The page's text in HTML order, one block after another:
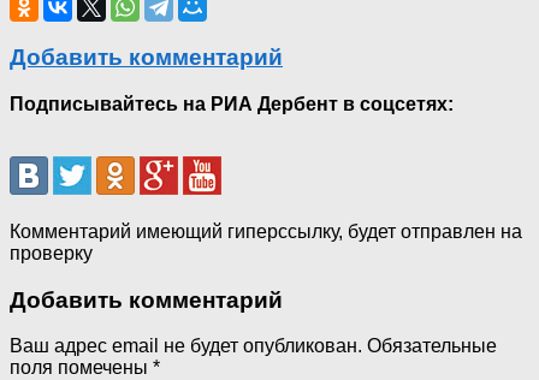
Добавить комментарий
Подписывайтесь на РИА Дербент в соцсетях:
Комментарий имеющий гиперссылку, будет отправлен на
проверку
Добавить комментарий
Ваш адрес email не будет опубликован. Обязательные
поля помечены *